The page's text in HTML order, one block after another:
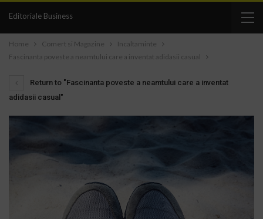
Editoriale Business
Home Comert si Magazine
Incaltaminte
Fascinanta poveste a neamtului care a inventat adidasii casual
Return to "Fascinanta poveste a neamtului care a inventat
adidasii casual"